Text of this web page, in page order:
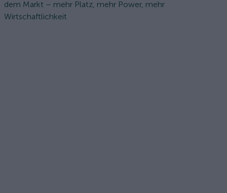
dem Markt – mehr Platz, mehr Power, mehr
Wirtschaftlichkeit